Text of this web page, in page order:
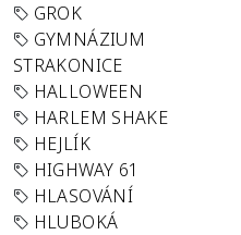
GROK
GYMNÁZIUM
STRAKONICE
HALLOWEEN
HARLEM SHAKE
HEJLÍK
HIGHWAY 61
HLASOVÁNÍ
HLUBOKÁ